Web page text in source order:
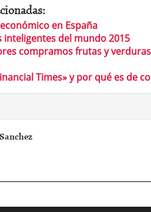
en España
inteligentes del mundo 2015
compramos frutas y
Times» y por qué es de